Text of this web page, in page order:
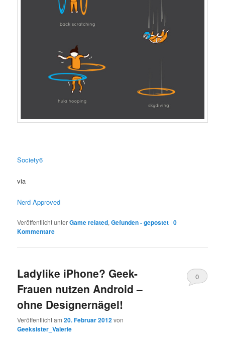
Society6
via
Nerd Approved
Veröffentlicht unterGame related,Gefunden - gepostet |0
Kommentare
Ladylike iPhone? Geek-
Frauen nutzen Android –
ohne Designernägel!
Veröffentlicht am20. Februar 2012von
Geeksister_Valerie
0